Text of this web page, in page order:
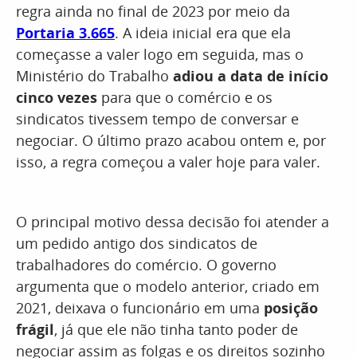
regra ainda no final de 2023 por meio da
Portaria 3.665. A ideia inicial era que ela
começasse a valer logo em seguida, mas o
Ministério do Trabalho adiou a data de início
cinco vezes para que o comércio e os
sindicatos tivessem tempo de conversar e
negociar. O último prazo acabou ontem e, por
isso, a regra começou a valer hoje para valer.
O principal motivo dessa decisão foi atender a
um pedido antigo dos sindicatos de
trabalhadores do comércio. O governo
argumenta que o modelo anterior, criado em
2021, deixava o funcionário em uma posição
frágil, já que ele não tinha tanto poder de
negociar assim as folgas e os direitos sozinho